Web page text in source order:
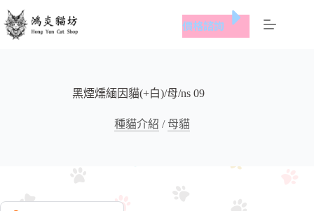
跳
至
價格諮詢
黑煙燻緬因貓(+白)/母/ns 09
種貓介紹 / 母貓